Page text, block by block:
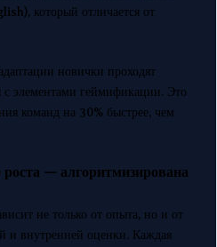
который отличается от
новички проходят
элементами геймификации. Это
команд на 30% быстрее, чем
— алгоритмизирована
не только от опыта, но и от
и внутренней оценки. Каждая